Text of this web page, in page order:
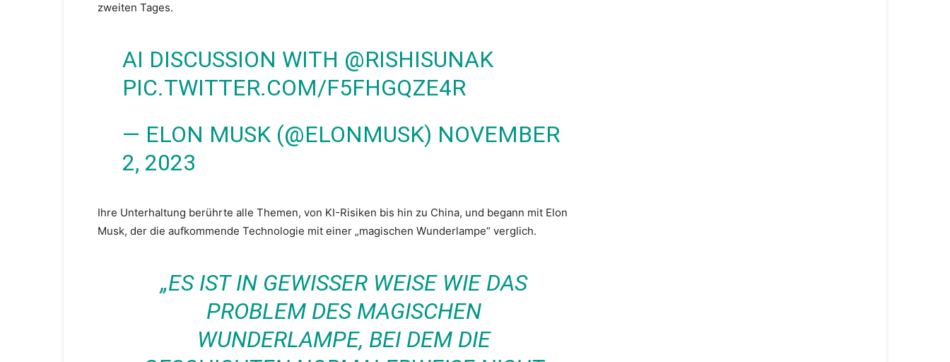
zweiten Tages.
AI DISCUSSION WITH @RISHISUNAK
PIC.TWITTER.COM/F5FHGQZE4R
— ELON MUSK (@ELONMUSK) NOVEMBER
2, 2023
Ihre Unterhaltung berührte alle Themen, von KI-Risiken bis hin zu China, und begann mit Elon
Musk, der die aufkommende Technologie mit einer „magischen Wunderlampe“ verglich.
„ES IST IN GEWISSER WEISE WIE DAS
PROBLEM DES MAGISCHEN
WUNDERLAMPE, BEI DEM DIE